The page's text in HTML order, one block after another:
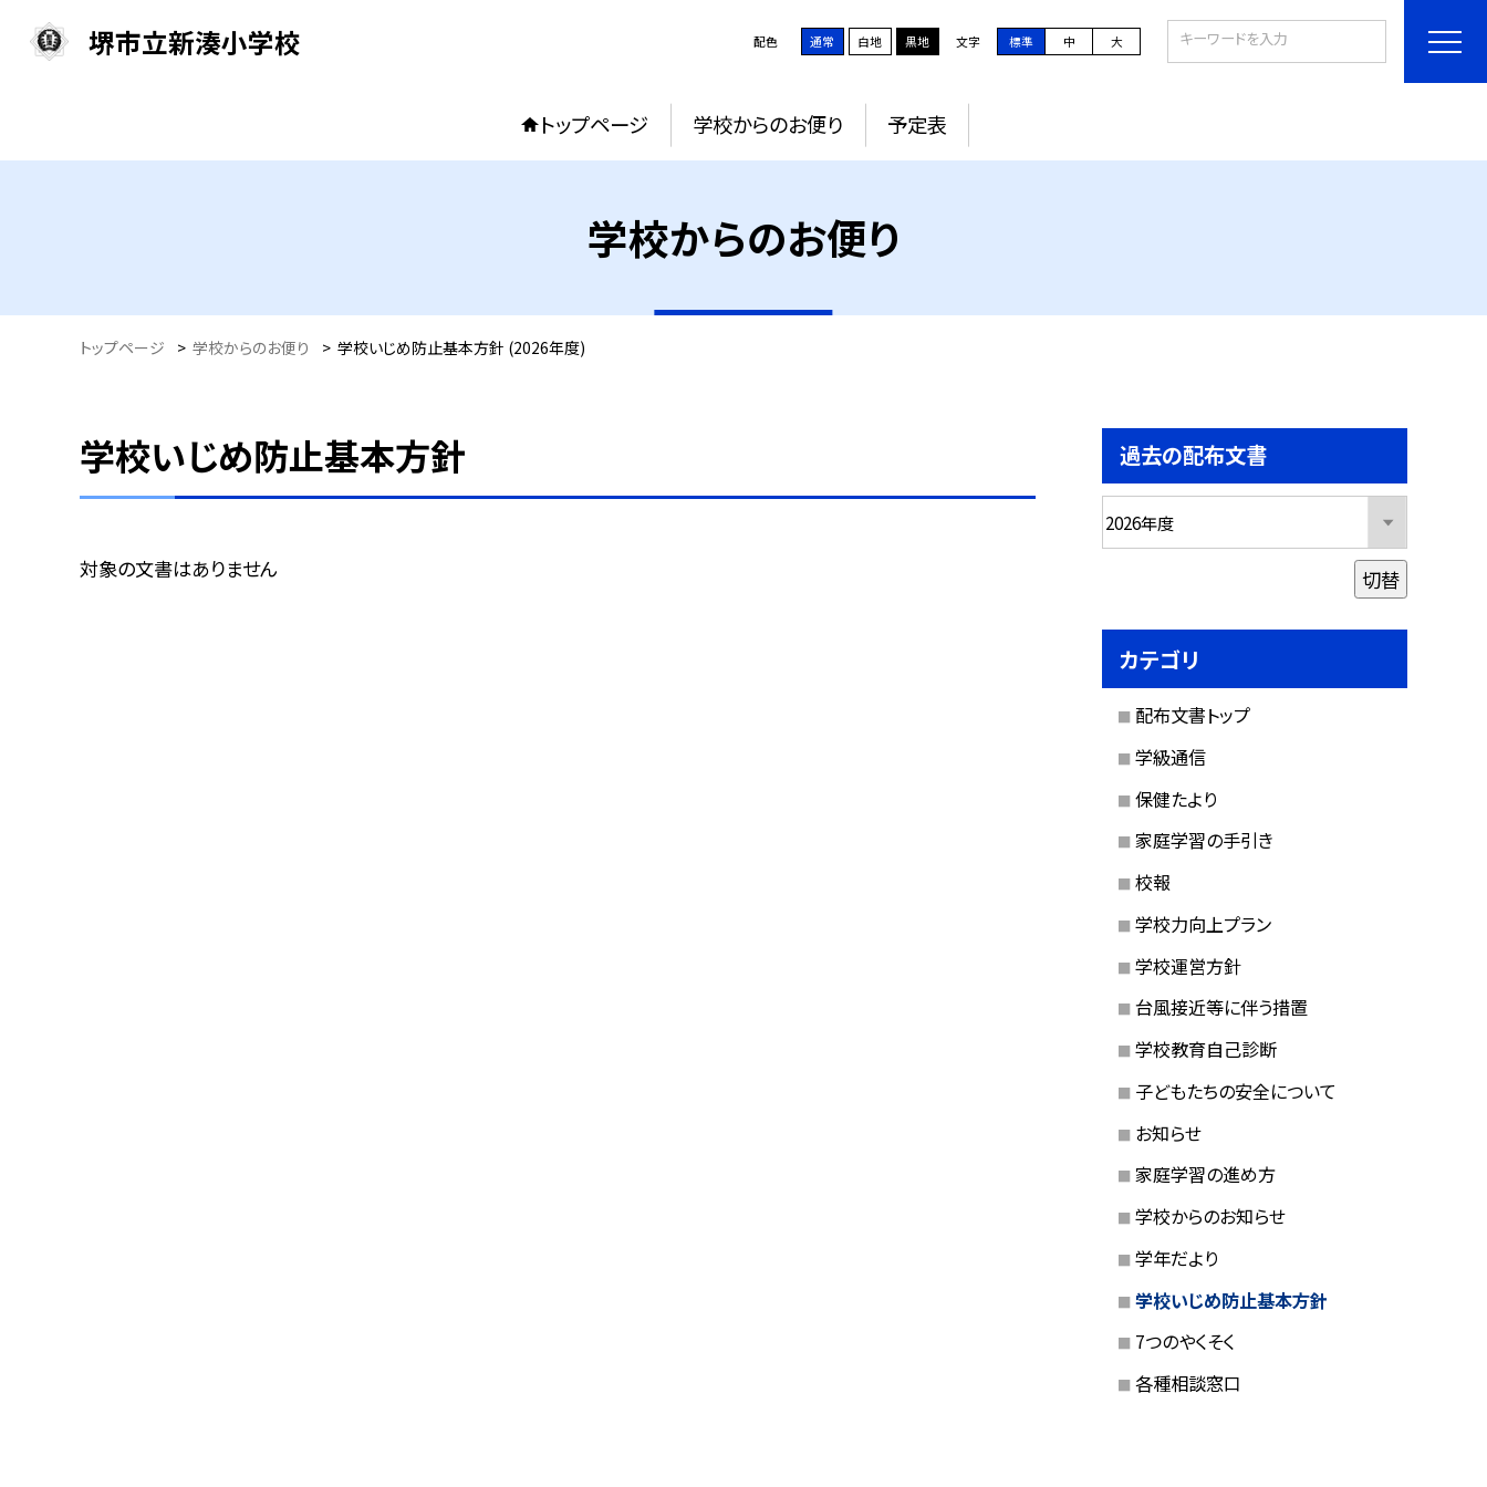
堺市立新湊小学校 配色 通常 白地 黒地 文字 標準 中 大
トップページ 学校からのお便り 予定表
学校からのお便り
トップページ > 学校からのお便り > 学校いじめ防止基本方針 (2026年度)
学校いじめ防止基本方針
対象の文書はありません
過去の配布文書
切替
カテゴリ
配布文書トップ
学級通信
保健たより
家庭学習の手引き
校報
学校力向上プラン
学校運営方針
台風接近等に伴う措置
学校教育自己診断
子どもたちの安全について
お知らせ
家庭学習の進め方
学校からのお知らせ
学年だより
学校いじめ防止基本方針
7つのやくそく
各種相談窓口